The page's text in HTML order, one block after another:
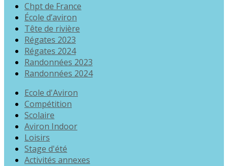
Chpt de France
École d’aviron
Tête de rivière
Régates 2023
Régates 2024
Randonnées 2023
Randonnées 2024
Ecole d'Aviron
Compétition
Scolaire
Aviron Indoor
Loisirs
Stage d'été
Activités annexes